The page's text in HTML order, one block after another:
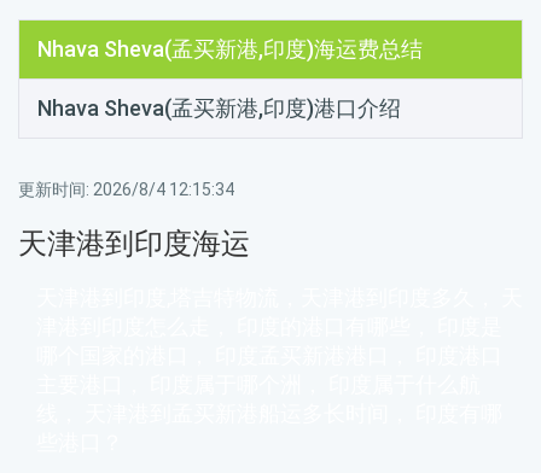
Nhava Sheva(孟买新港,印度)海运费总结
Nhava Sheva(孟买新港,印度)港口介绍
更新时间: 2026/8/4 12:15:34
天津港到印度海运